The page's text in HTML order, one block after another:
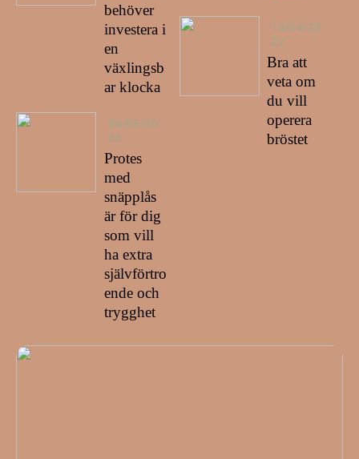
behöver
investera i
en
växlingsb
ar klocka
04/06/20
22
Protes
med
snäpplås
är för dig
som vill
ha extra
självförtro
ende och
trygghet
14/04/20
22
Bra att
veta om
du vill
operera
bröstet